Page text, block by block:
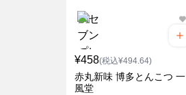
¥458(税込¥494.64)
赤丸新味 博多とんこつ 一
風堂